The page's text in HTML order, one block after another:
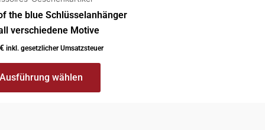
the blue Schlüsselanhänger
verschiedene Motive
€ inkl. gesetzlicher Umsatzsteuer
Ausführung wählen